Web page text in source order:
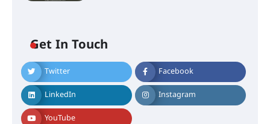
Get In Touch
Twitter Facebook
LinkedIn Instagram
YouTube
എം.ജി. യൂണിവേഴ്‌സിറ്റിയിൽ നിന്ന്
ഇംഗ്ളീഷ് സാഹിത്യത്തിൽ
ഡോക്ടറേറ്റ് നേടിയ എൻ. ആര്യ